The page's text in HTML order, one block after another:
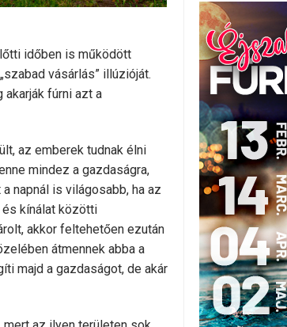
időben is működött
vásárlás” illúzióját.
fúrni azt a
az emberek tudnak élni
mindez a gazdaságra,
napnál is világosabb, ha az
kínálat közötti
akkor feltehetően ezután
átmennek abba a
majd a gazdaságot, de akár